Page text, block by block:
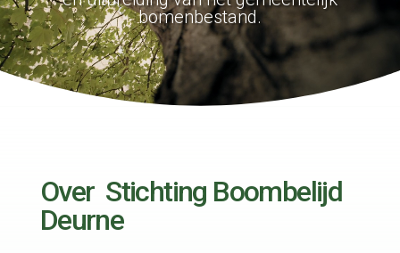
bomenbestand.
Over Stichting Boombelijd
Deurne